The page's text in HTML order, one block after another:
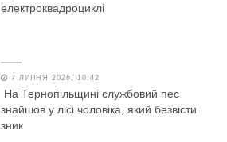
електроквадроциклі
7 ЛИПНЯ 2026, 10:42
На Тернопільщині службовий пес
знайшов у лісі чоловіка, який безвісти
зник